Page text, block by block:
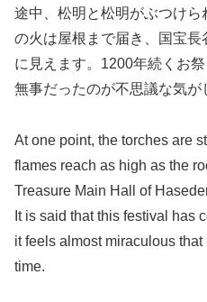
途中、松明と松明がぶつけ
の火は屋根まで届き、国宝長
に見えます。1200年続くお
無事だったのが不思議な気が
At one point, the torches are
flames reach as high as the
Treasure Main Hall of
It is said that this festival has
it feels almost miraculous
time.